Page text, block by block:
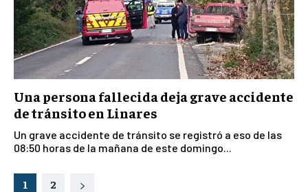
Una persona fallecida deja grave accidente
de tránsito en Linares
Un grave accidente de tránsito se registró a eso de las
08:50 horas de la mañana de este domingo...
1 2